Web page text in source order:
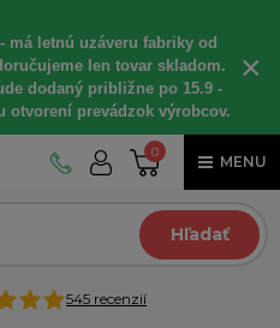
má letnú uzáveru fabriky od
len tovar skladom.
dodaný približne po 15.9 -
otvorení prevádzok výrobcov.
×
0
MENU
Hľadať
545 recenzií